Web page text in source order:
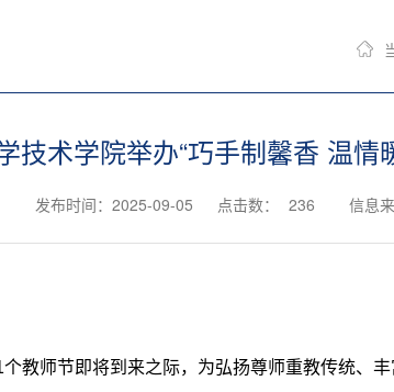
技术学院举办“巧手制馨香 温情
发布时间：2025-09-05 点击数： 236 信息来
个教师节即将到来之际，为弘扬尊师重教传统、